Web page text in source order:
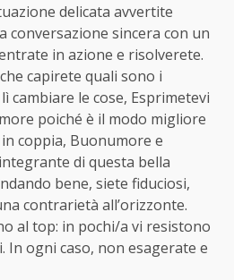
delicata avvertite
conversazione sincera con un
in azione e risolverete.
capirete quali sono i
cambiare le cose, Esprimetevi
poiché è il modo migliore
in coppia, Buonumore e
di questa bella
bene, siete fiduciosi,
contrarietà all’orizzonte.
al top: in pochi/a vi resistono
In ogni caso, non esagerate e